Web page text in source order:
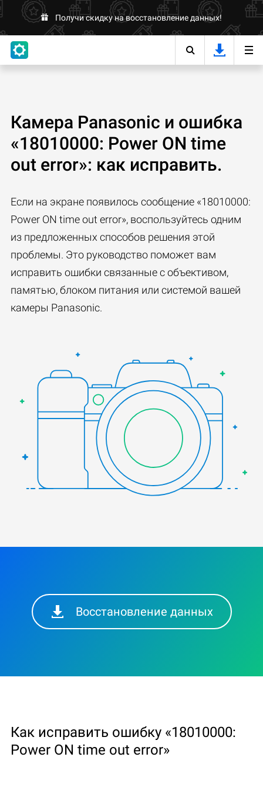
Получи скидку на восстановление данных!
Камера Panasonic и ошибка
«18010000: Power ON time
out error»: как исправить.
Если на экране появилось сообщение «18010000:
Power ON time out error», воспользуйтесь одним
из предложенных способов решения этой
проблемы. Это руководство поможет вам
исправить ошибки связанные с объективом,
памятью, блоком питания или системой вашей
камеры Panasonic.
Восстановление данных
Как исправить ошибку «18010000:
Power ON time out error»